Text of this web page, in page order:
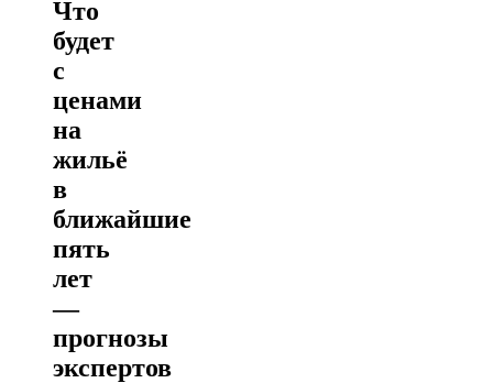
Что
будет
с
ценами
на
жильё
в
ближайшие
пять
лет
—
прогнозы
экспертов